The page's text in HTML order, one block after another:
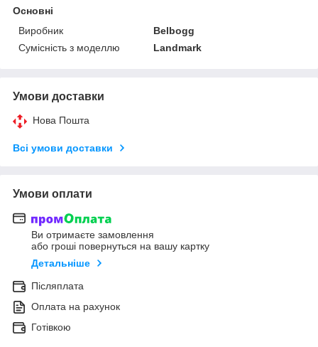
Основні
Виробник
Belbogg
Сумісність з моделлю
Landmark
Умови доставки
Нова Пошта
Всі умови доставки
Умови оплати
Ви отримаєте замовлення
або гроші повернуться на вашу картку
Детальніше
Післяплата
Оплата на рахунок
Готівкою